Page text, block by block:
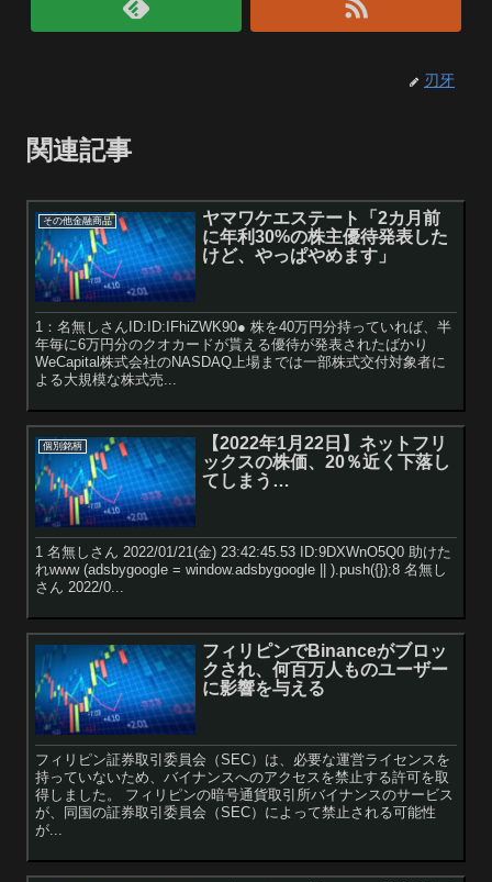
刃牙
関連記事
その他金融商品
ヤマワケエステート「2カ月前
に年利30%の株主優待発表した
けど、やっぱやめます」
1：名無しさんID:ID:IFhiZWK90● 株を40万円分持っていれば、半
年毎に6万円分のクオカードが貰える優待が発表されたばかり
WeCapital株式会社のNASDAQ上場までは一部株式交付対象者に
よる大規模な株式売...
個別銘柄
【2022年1月22日】ネットフリ
ックスの株価、20％近く下落し
てしまう…
1 名無しさん 2022/01/21(金) 23:42:45.53 ID:9DXWnO5Q0 助けた
れwww (adsbygoogle = window.adsbygoogle || ).push({});8 名無し
さん 2022/0...
フィリピンでBinanceがブロッ
クされ、何百万人ものユーザー
に影響を与える
フィリピン証券取引委員会（SEC）は、必要な運営ライセンスを
持っていないため、バイナンスへのアクセスを禁止する許可を取
得しました。 フィリピンの暗号通貨取引所バイナンスのサービス
が、同国の証券取引委員会（SEC）によって禁止される可能性
が...